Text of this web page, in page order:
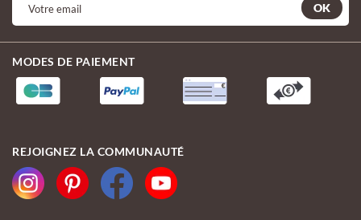
OK
MODES DE PAIEMENT
REJOIGNEZ LA COMMUNAUTÉ